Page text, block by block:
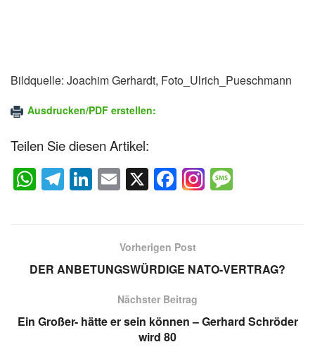
Bildquelle: Joachim Gerhardt, Foto_Ulrich_Pueschmann
Ausdrucken/PDF erstellen:
Teilen Sie diesen Artikel:
W
h
A
p
T
el
a
Li
n
dI
E
m
X F
a
e
b
o
o
k
g
Vorherigen Post
DER ANBETUNGSWÜRDIGE NATO-VERTRAG?
Nächster Beitrag
Ein Großer- hätte er sein können – Gerhard Schröder
wird 80